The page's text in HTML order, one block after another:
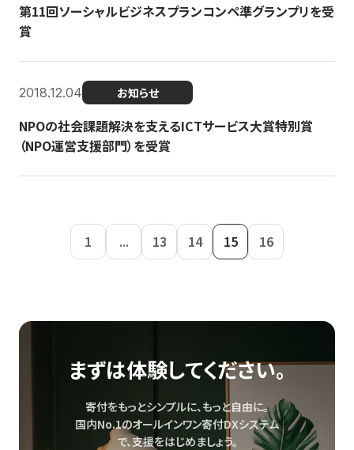
第11回ソーシャルビジネスプランコンペ準グランプリを受
賞
2018.12.04 お知らせ
NPOの社会課題解決を支えるICTサービス大賞特別賞
（NPO運営支援部門）を受賞
1 ... 13 14 15 16
まずは体験してください。
寄付をもっとシンプルに、もっと自由に。
国内No.1のオールインワン寄付DXシステム
で、支援をはじめましょう。